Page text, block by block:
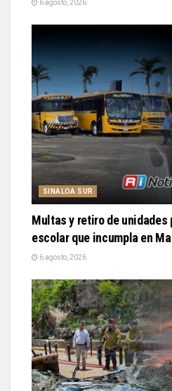
6 agosto, 2026
SINALOA SUR
Multas y retiro de unidades
escolar que incumpla en
6 agosto, 2026